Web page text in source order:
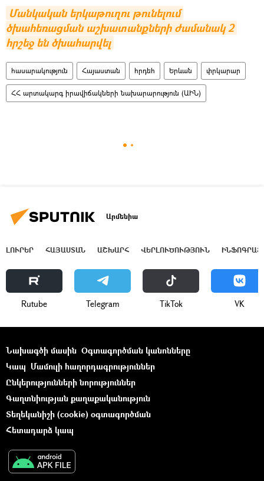
Մանկական երկաթուղու թունելում
ծխահեռացման աշխատանքների ժամանակ 2
հրշեջ են ծխահարվել
հասարակություն Հայաստան հրդեհ Երևան փրկարար
ՀՀ արտակարգ իրավիճակների նախարարություն (ԱԻՆ)
Արմենիա
ԼՈՒՐԵՐ ՀԱՅԱՍՏԱՆ ԱՇԽԱՐՀ ՎԵՐԼՈՒԾՈՒԹՅՈՒՆ
Rutube Telegram ТikТоk VK
Նախագծի մասին Օգտագործման կանոնները
Կապ Մամուլի հաղորդագրություններ
Ընկերությունների նորություններ
Գաղտնիության քաղաքականություն
Տեղեկանիշի (cookie) օգտագործման
Հետադարձ կապ